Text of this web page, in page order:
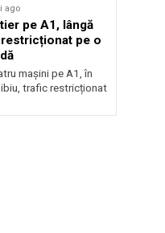
ago
pe A1, lângă
pe o
mașini pe A1, în
trafic restricționat